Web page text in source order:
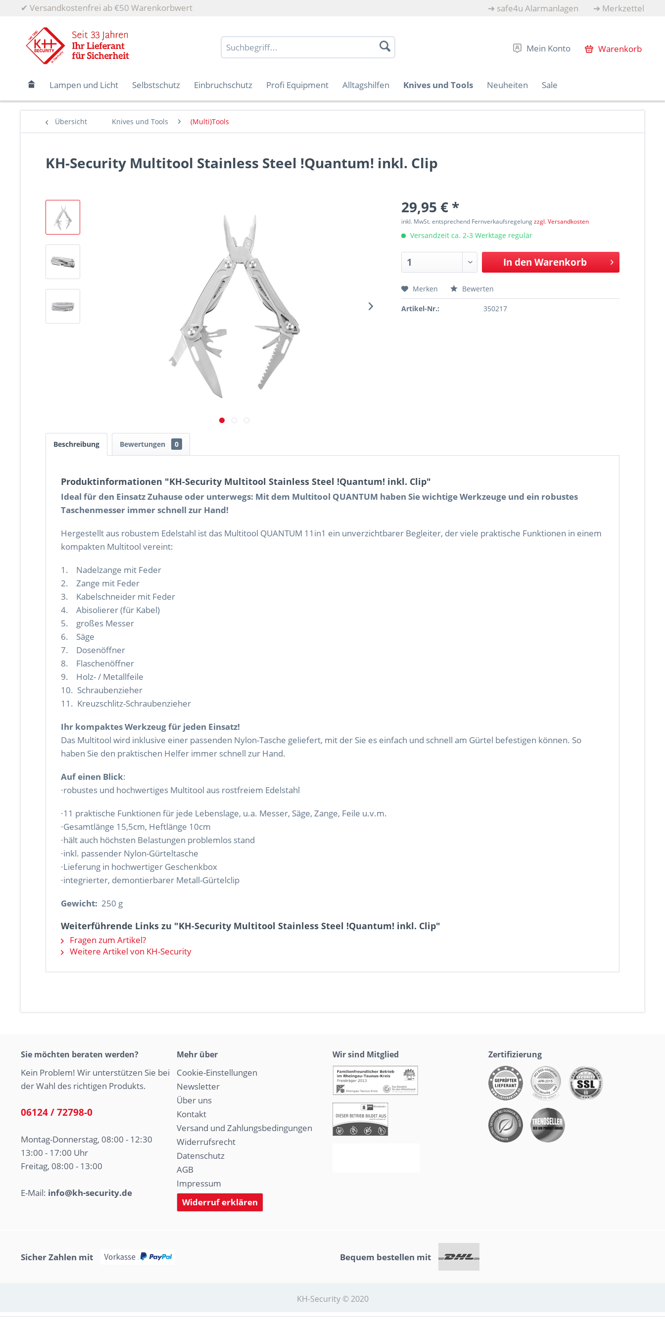
✔ Versandkostenfrei ab €50 Warenkorbwert ➔ safe4u Alarmanlagen ➔ Merkzettel
Mein Konto Warenkorb
Lampen und Licht Selbstschutz Einbruchschutz Profi Equipment Alltagshilfen Knives und Tools Neuheiten Sale
Übersicht Knives und Tools (Multi)Tools
KH-Security Multitool Stainless Steel !Quantum! inkl. Clip
29,95 € *
inkl. MwSt. entsprechend Fernverkaufsregelungzzgl. Versandkosten
Versandzeit ca. 2-3 Werktage regulär
In den Warenkorb
Merken Bewerten
Artikel-Nr.: 350217
Beschreibung Bewertungen 0
Produktinformationen "KH-Security Multitool Stainless Steel !Quantum! inkl. Clip"
Ideal für den Einsatz Zuhause oder unterwegs: Mit dem Multitool QUANTUM haben Sie wichtige Werkzeuge und ein robustes
Taschenmesser immer schnell zur Hand!
Hergestellt aus robustem Edelstahl ist das Multitool QUANTUM 11in1 ein unverzichtbarer Begleiter, der viele praktische Funktionen in einem
kompakten Multitool vereint:
1. Nadelzange mit Feder
2. Zange mit Feder
3. Kabelschneider mit Feder
4. Abisolierer (für Kabel)
5. großes Messer
6. Säge
7. Dosenöffner
8. Flaschenöffner
9. Holz- / Metallfeile
10. Schraubenzieher
11. Kreuzschlitz-Schraubenzieher
Ihr kompaktes Werkzeug für jeden Einsatz!
Das Multitool wird inklusive einer passenden Nylon-Tasche geliefert, mit der Sie es einfach und schnell am Gürtel befestigen können. So
haben Sie den praktischen Helfer immer schnell zur Hand.
Auf einen Blick:
·robustes und hochwertiges Multitool aus rostfreiem Edelstahl
·11 praktische Funktionen für jede Lebenslage, u.a. Messer, Säge, Zange, Feile u.v.m.
·Gesamtlänge 15,5cm, Heftlänge 10cm
·hält auch höchsten Belastungen problemlos stand
·inkl. passender Nylon-Gürteltasche
·Lieferung in hochwertiger Geschenkbox
·integrierter, demontierbarer Metall-Gürtelclip
Gewicht: 250 g
Weiterführende Links zu "KH-Security Multitool Stainless Steel !Quantum! inkl. Clip"
Fragen zum Artikel?
Weitere Artikel von KH-Security
Sie möchten beraten werden?
Kein Problem! Wir unterstützen Sie bei
der Wahl des richtigen Produkts.
06124 / 72798-0
Montag-Donnerstag, 08:00 - 12:30
13:00 - 17:00 Uhr
Freitag, 08:00 - 13:00
E-Mail: info@kh-security.de
Mehr über
Cookie-Einstellungen
Newsletter
Über uns
Kontakt
Versand und Zahlungsbedingungen
Widerrufsrecht
Datenschutz
AGB
Impressum
Widerruf erklären
Wir sind Mitglied Zertifizierung
Sicher Zahlen mit Bequem bestellen mit
KH-Security © 2020